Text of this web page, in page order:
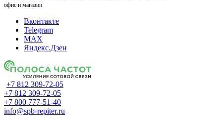
офис и магазин
Вконтакте
Telegram
MAX
Яндекс.Дзен
+7 812 309-72-05
+7 812 309-72-05
+7 800 777-51-40
info@spb-repiter.ru